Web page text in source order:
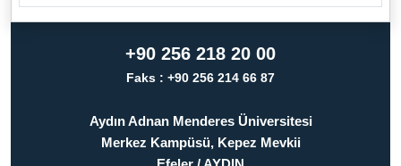
+90 256 218 20 00
Faks : +90 256 214 66 87
Aydın Adnan Menderes Üniversitesi
Merkez Kampüsü, Kepez Mevkii